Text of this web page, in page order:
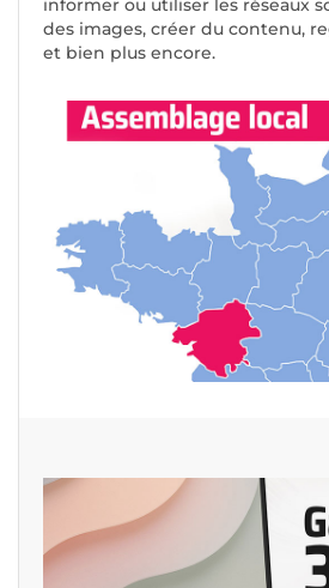
informer ou utiliser les réseaux
des images, créer du contenu,
et bien plus encore.